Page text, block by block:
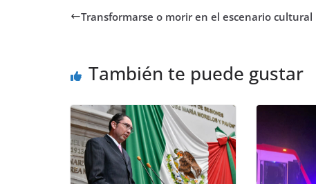
Transformarse o morir en el escenario cultural
También te puede gustar